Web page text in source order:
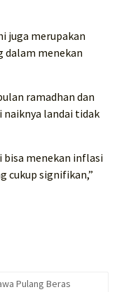
juga merupakan
dalam menekan
ramadhan dan
landai tidak
bisa menekan inflasi
cukup signifikan,”
Pulang Beras